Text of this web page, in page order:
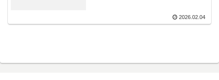
2026.02.04